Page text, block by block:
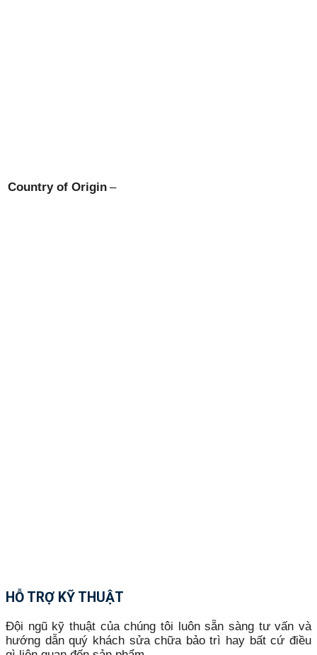
Country of Origin –
HỖ TRỢ KỸ THUẬT
Đội ngũ kỹ thuật của chúng tôi luôn sẵn sàng tư vấn và
hướng dẫn quý khách sửa chữa bảo trì hay bất cứ điều